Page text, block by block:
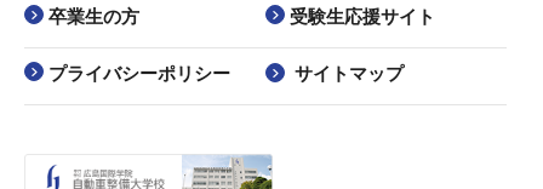
卒業生の方 受験生応援サイト
プライバシーポリシー サイトマップ